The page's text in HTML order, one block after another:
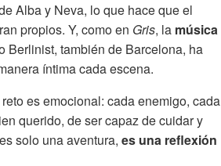
Alba y Neva, lo que hace que el
propios. Y, como en Gris, la música
Berlinist, también de Barcelona, ha
íntima cada escena.
es emocional: cada enemigo, cada
querido, de ser capaz de cuidar y
solo una aventura, es una reflexión